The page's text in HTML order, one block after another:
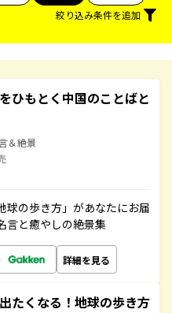
絞り込み条件を追加
ひもとく中国のことばと
＆絶景
球の歩き方」があなたにお届
言と癒やしの絶景集
詳細を見る
たくなる！地球の歩き方